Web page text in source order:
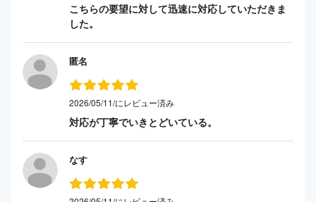
こちらの要望に対して迅速に対応していただきま
した。
匿名
2026/05/11/にレビュー済み
対応が丁寧でいきとどいている。
なす